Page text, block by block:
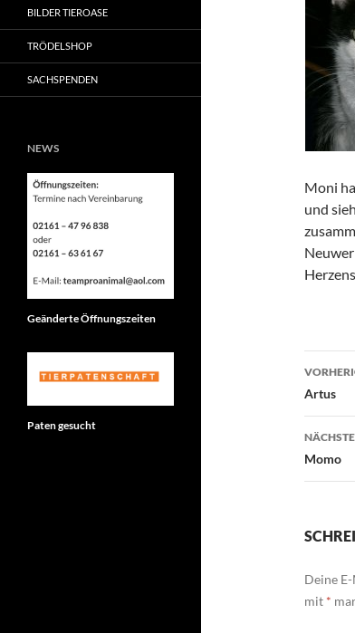
Moni
und
Artus
Momo
Deine
mit *
BILDER TIEROASE
TRÖDELSHOP
SACHSPENDEN
NEWS
Geänderte Öffnungszeiten
Paten gesucht